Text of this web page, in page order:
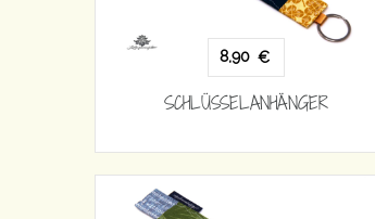
8,90 €
SCHLÜSSELANHÄNGER